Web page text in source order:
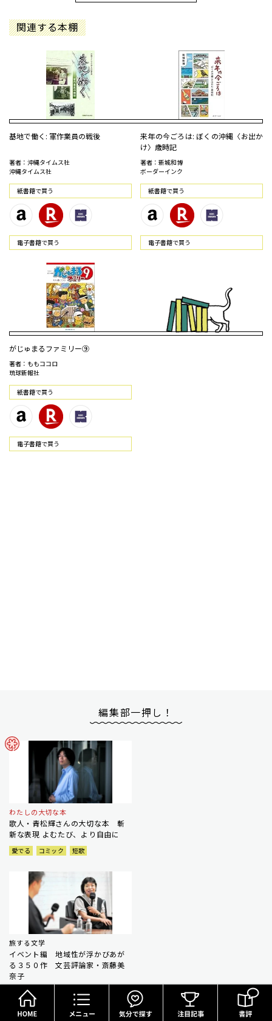
関連する本棚
基地で働く: 軍作業員の戦後
著者：沖縄タイムス社
沖縄タイムス社
紙書籍で買う
電⼦書籍で買う
来年の今ごろは: ぼくの沖縄〈お出か
け〉歳時記
著者：新城和博
ボーダーインク
紙書籍で買う
電⼦書籍で買う
がじゅまるファミリー⑨
著者：ももココロ
琉球新報社
紙書籍で買う
電⼦書籍で買う
編集部一押し！
わたしの大切な本
歌人・青松輝さんの大切な本 斬
新な表現 よむたび、より自由に
愛でる コミック 短歌
旅する文学
イベント編 地域性が浮かびあが
る３５０作 文芸評論家・斎藤美
奈子
文芸
斎藤美奈子